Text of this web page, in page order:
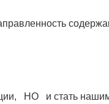
НО и стать